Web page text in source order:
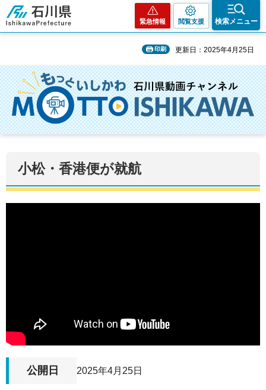
石川県
緊急情報 閲覧支援 検索メニュー
印刷 更新日：2025年4月25日
小松・香港便が就航
公開日 2025年4月25日